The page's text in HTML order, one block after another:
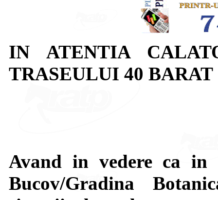
IN ATENTIA
TRASEULUI 40 BARAT
Avand in vedere ca in
Bucov/Gradina